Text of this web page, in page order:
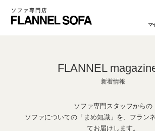
ソファ専門店
マ
FLANNEL
新着情報
ソファ専門スタッフからの
ソファについての「まめ知識」を、フラン
てお届けします。